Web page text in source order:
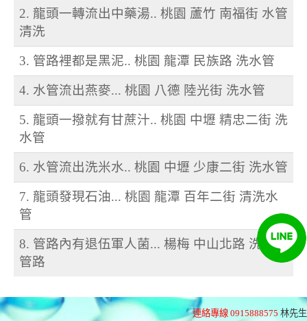
2. 龍頭一轉流出中藥湯.. 桃園 蘆竹 南福街 水管
清洗
3. 管路裡都是黑泥.. 桃園 龍潭 民族路 洗水管
4. 水管流出燕麥... 桃園 八德 陸光街 洗水管
5. 龍頭一撥就有甘蔗汁.. 桃園 中壢 精忠二街 洗
水管
6. 水管流出洗米水.. 桃園 中壢 少康二街 洗水管
7. 龍頭發現石油... 桃園 龍潭 百年二街 清洗水
管
8. 管路內有退伍軍人菌... 楊梅 中山北路 洗醫院
管路
連絡專線 0915888575 林先生